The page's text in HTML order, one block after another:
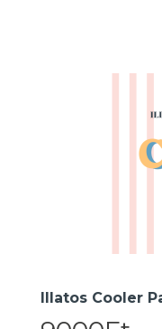
Illatos Cooler